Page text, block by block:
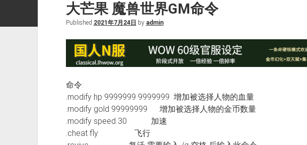
大芒果 魔兽世界GM命令
Published 2021年7月24日 by admin
命令:
.modify hp 9999999 9999999 增加被选择人物的血量
.modify gold 99999999 增加被选择人物的金币数量
.modify speed 30 加速
.cheat fly 飞行